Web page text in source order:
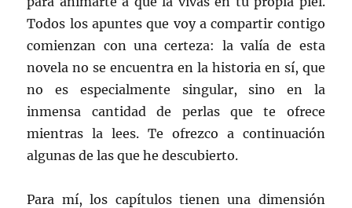
Todos los apuntes que voy a compartir contigo
comienzan con una certeza: la valía de esta
novela no se encuentra en la historia en sí, que
no es especialmente singular, sino en la
inmensa cantidad de perlas que te ofrece
mientras la lees. Te ofrezco a continuación
algunas de las que he descubierto.
Para mí, los capítulos tienen una dimensión